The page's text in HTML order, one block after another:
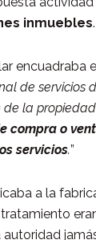
inmuebles.
encuadraba
de servicios
la
compra o
servicios.”
a la